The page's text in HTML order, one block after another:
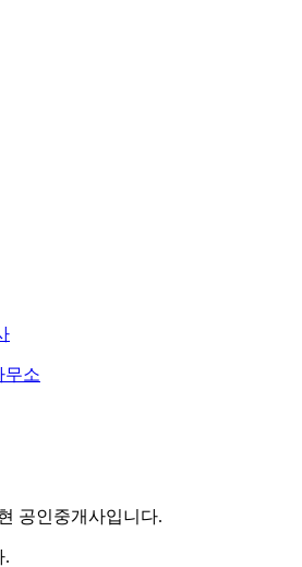
무소
공인중개사입니다.
.